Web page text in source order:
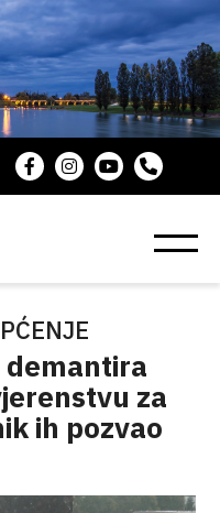
demantira
za
ih pozvao